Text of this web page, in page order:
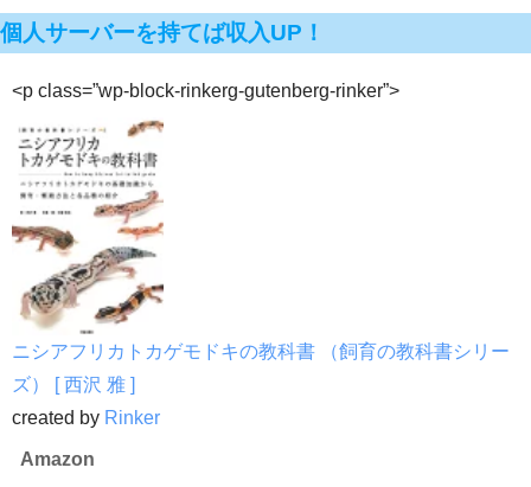
個人サーバーを持てば収入UP！
<p class=”wp-block-rinkerg-gutenberg-rinker”>
ニシアフリカトカゲモドキの教科書 （飼育の教科書シリー
ズ） [ 西沢 雅 ]
created by Rinker
Amazon